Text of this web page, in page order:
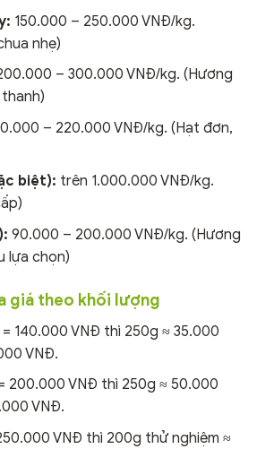
150.000 – 250.000 VNĐ/kg.
nhẹ)
– 300.000 VNĐ/kg. (Hương
– 220.000 VNĐ/kg. (Hạt đơn,
biệt): trên 1.000.000 VNĐ/kg.
90.000 – 200.000 VNĐ/kg. (Hương
lựa chọn)
giá theo khối lượng
140.000 VNĐ thì 250g ≈ 35.000
VNĐ.
200.000 VNĐ thì 250g ≈ 50.000
VNĐ.
VNĐ thì 200g thử nghiệm ≈